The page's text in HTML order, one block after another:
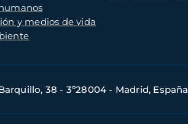
y medios de vida
38 - 3º28004 - Madrid, España